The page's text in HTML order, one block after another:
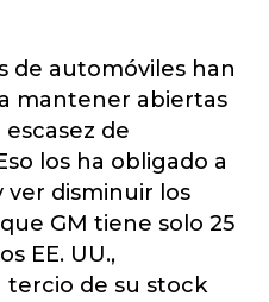
de automóviles han
mantener abiertas
escasez de
los ha obligado a
ver disminuir los
GM tiene solo 25
EE. UU.,
de su stock